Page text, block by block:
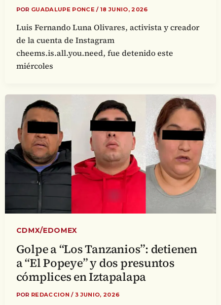
POR GUADALUPE PONCE/ 18 JUNIO, 2026
Luis Fernando Luna Olivares, activista y creador
de la cuenta de Instagram
cheems.is.all.you.need, fue detenido este
miércoles
CDMX/EDOMEX
Golpe a “Los Tanzanios”: detienen
a “El Popeye” y dos presuntos
cómplices en Iztapalapa
POR REDACCION/ 3 JUNIO, 2026